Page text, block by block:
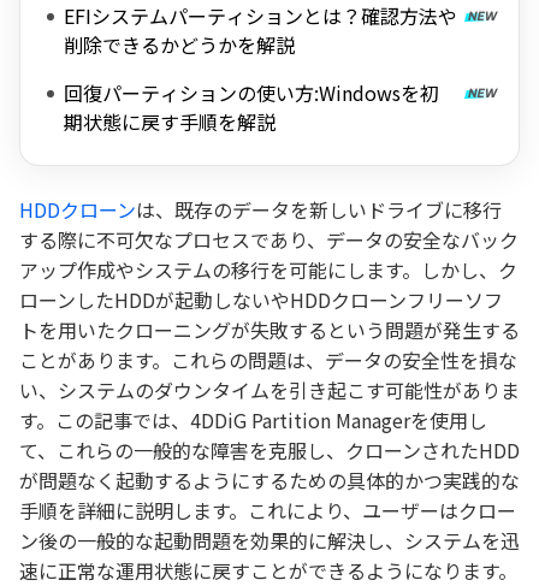
EFIシステムパーティションとは？確認方法や
削除できるかどうかを解説
回復パーティションの使い方:Windowsを初
期状態に戻す手順を解説
HDDクローンは、既存のデータを新しいドライブに移行
する際に不可欠なプロセスであり、データの安全なバック
アップ作成やシステムの移行を可能にします。しかし、ク
ローンしたHDDが起動しないやHDDクローンフリーソフ
トを用いたクローニングが失敗するという問題が発生する
ことがあります。これらの問題は、データの安全性を損な
い、システムのダウンタイムを引き起こす可能性がありま
す。この記事では、4DDiG Partition Managerを使用し
て、これらの一般的な障害を克服し、クローンされたHDD
が問題なく起動するようにするための具体的かつ実践的な
手順を詳細に説明します。これにより、ユーザーはクロー
ン後の一般的な起動問題を効果的に解決し、システムを迅
速に正常な運用状態に戻すことができるようになります。